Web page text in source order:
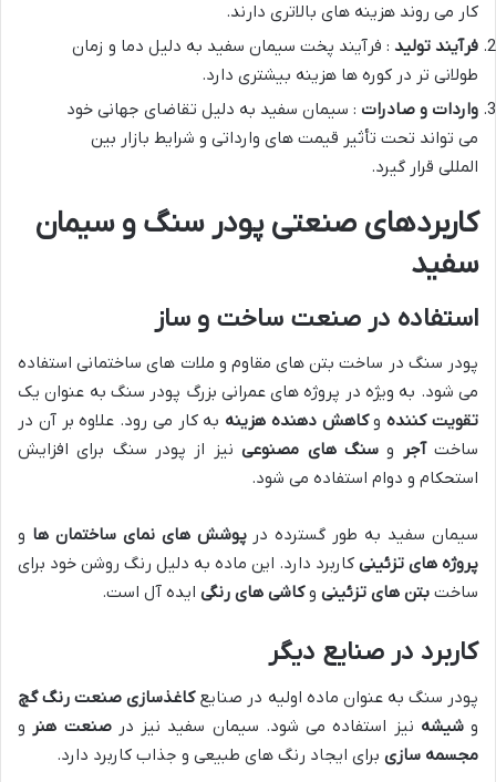
کار می روند هزینه های بالاتری دارند.
فرآیند تولید : فرآیند پخت سیمان سفید به دلیل دما و زمان
طولانی تر در کوره ها هزینه بیشتری دارد.
واردات و صادرات : سیمان سفید به دلیل تقاضای جهانی خود
می تواند تحت تأثیر قیمت های وارداتی و شرایط بازار بین
المللی قرار گیرد.
کاربردهای صنعتی پودر سنگ و سیمان
سفید
استفاده در صنعت ساخت و ساز
پودر سنگ در ساخت بتن های مقاوم و ملات های ساختمانی استفاده
می شود. به ویژه در پروژه های عمرانی بزرگ پودر سنگ به عنوان یک
تقویت کنندهوکاهش دهنده هزینه به کار می رود. علاوه بر آن در
ساختآجر وسنگ های مصنوعینیز از پودر سنگ برای افزایش
استحکام و دوام استفاده می شود.
سیمان سفید به طور گسترده درپوشش های نمای ساختمان ها و
پروژه های تزئینی کاربرد دارد. این ماده به دلیل رنگ روشن خود برای
ساخت بتن های تزئینی وکاشی های رنگی ایده آل است.
کاربرد در صنایع دیگر
پودر سنگ به عنوان ماده اولیه در صنایعکاغذسازی صنعت رنگ گچ
وشیشه نیز استفاده می شود. سیمان سفید نیز درصنعت هنر و
مجسمه سازی برای ایجاد رنگ های طبیعی و جذاب کاربرد دارد.